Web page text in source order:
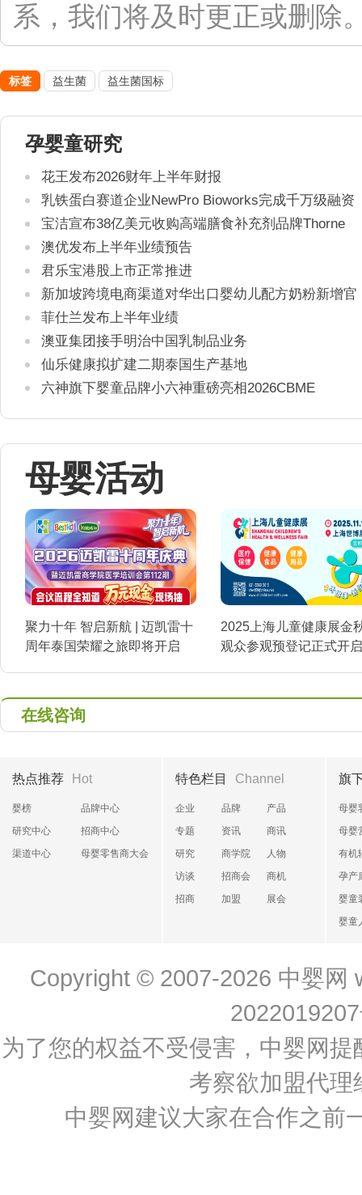
系，我们将及时更正或删除
标签 益生菌 益生菌国标
孕婴童研究
花王发布2026财年上半年财报
乳铁蛋白赛道企业NewPro Bioworks完成千万级融资
宝洁宣布38亿美元收购高端膳食补充剂品牌Thorne
澳优发布上半年业绩预告
君乐宝港股上市正常推进
新加坡跨境电商渠道对华出口婴幼儿配方奶粉新增官
方健康证书通关要求
菲仕兰发布上半年业绩
澳亚集团接手明治中国乳制品业务
仙乐健康拟扩建二期泰国生产基地
六神旗下婴童品牌小六神重磅亮相2026CBME
母婴活动
聚力十年 智启新航 | 迈凯雷十
周年泰国荣耀之旅即将开启
2025上海儿童健康展金
观众参观预登记正式开
在线咨询
热点推荐 Hot
婴榜
品牌中心
研究中心
招商中心
渠道中心
母婴零售商大会
特色栏目 Channel
企业 品牌
产品
专题
资讯
商讯
研究
商学院
人物
访谈
招商会
商机
招商
加盟 展会
旗
母婴
母婴
有机
孕产
婴童
婴童
Copyright © 2007-2026 中婴网
为了您的权益不受侵害，中婴网
考察欲加盟代理
中婴网建议大家在合作之前